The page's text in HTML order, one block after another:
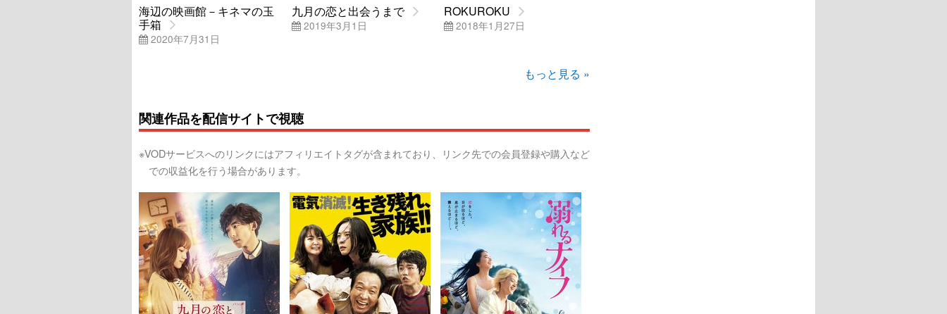
海辺の映画館－キネマの玉
手箱
2020年7月31日
九月の恋と出会うまで
2019年3月1日
ROKUROKU
2018年1月27日
もっと見る »
関連作品を配信サイトで視聴
※VODサービスへのリンクにはアフィリエイトタグが含まれており、リンク先での会員登録や購入など
での収益化を行う場合があります。